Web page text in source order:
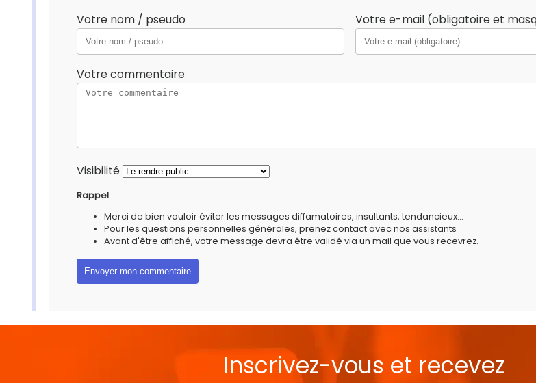
Votre nom / pseudo Votre e-mail (obligatoire et
Votre commentaire
Visibilité
Rappel :
Merci de bien vouloir éviter les messages diffamatoires, insultants, tendancieux...
Pour les questions personnelles générales, prenez contact avec nos assistants
Avant d'être affiché, votre message devra être validé via un mail que vous recevrez.
Inscrivez-vous et recevez